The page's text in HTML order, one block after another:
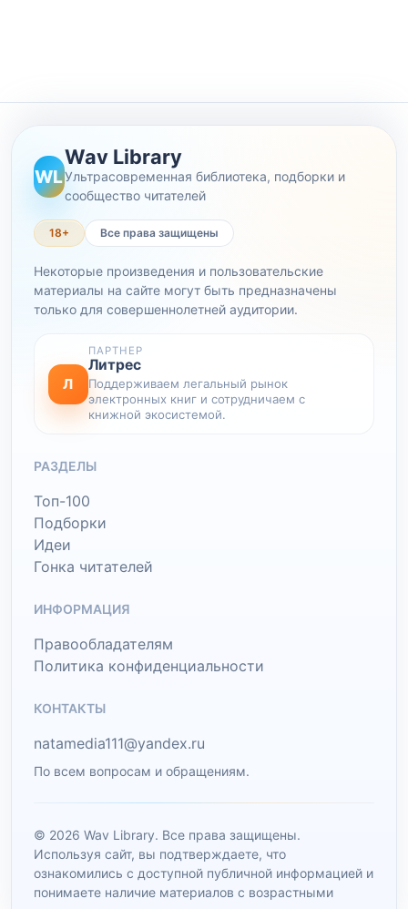
WL
Wav Library
Ультрасовременная библиотека, подборки и
сообщество читателей
18+ Все права защищены
Некоторые произведения и пользовательские
материалы на сайте могут быть предназначены
только для совершеннолетней аудитории.
Л
ПАРТНЕР
Литрес
Поддерживаем легальный рынок
электронных книг и сотрудничаем с
книжной экосистемой.
РАЗДЕЛЫ
Топ-100
Подборки
Идеи
Гонка читателей
ИНФОРМАЦИЯ
Правообладателям
Политика конфиденциальности
КОНТАКТЫ
natamedia111@yandex.ru
По всем вопросам и обращениям.
© 2026 Wav Library. Все права защищены.
Используя сайт, вы подтверждаете, что
ознакомились с доступной публичной информацией и
понимаете наличие материалов с возрастными